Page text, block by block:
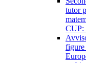
tutor
CUP:
figure